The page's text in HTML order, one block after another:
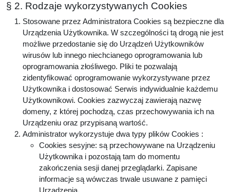
§ 2. Rodzaje wykorzystywanych Cookies
Stosowane przez Administratora Cookies są bezpieczne dla
Urządzenia Użytkownika. W szczególności tą drogą nie jest
możliwe przedostanie się do Urządzeń Użytkowników
wirusów lub innego niechcianego oprogramowania lub
oprogramowania złośliwego. Pliki te pozwalają
zidentyfikować oprogramowanie wykorzystywane przez
Użytkownika i dostosować Serwis indywidualnie każdemu
Użytkownikowi. Cookies zazwyczaj zawierają nazwę
domeny, z której pochodzą, czas przechowywania ich na
Urządzeniu oraz przypisaną wartość.
Administrator wykorzystuje dwa typy plików Cookies :
Cookies sesyjne: są przechowywane na Urządzeniu
Użytkownika i pozostają tam do momentu
zakończenia sesji danej przeglądarki. Zapisane
informacje są wówczas trwale usuwane z pamięci
Urządzenia.